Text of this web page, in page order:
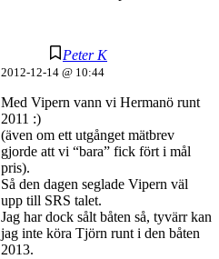
Peter K
2012-12-14 @ 10:44
Med Vipern vann vi Hermanö runt
2011 :)
(även om ett utgånget mätbrev
gjorde att vi “bara” fick fört i mål
pris).
Så den dagen seglade Vipern väl
upp till SRS talet.
Jag har dock sålt båten så, tyvärr kan
jag inte köra Tjörn runt i den båten
2013.